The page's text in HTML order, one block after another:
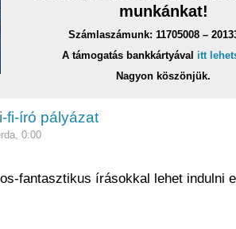
munkánkat!
Számlaszámunk: 11705008 –
A támogatás bankkártyával itt
Nagyon köszönjük.
fi-író pályázat
0:00
fantasztikus írásokkal lehet indulni